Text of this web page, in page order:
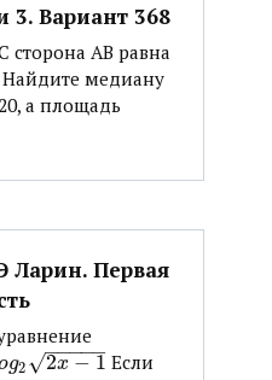
3. Вариант 368
сторона АВ равна
Найдите медиану
а площадь
Ларин. Первая
g2 2x − 1
− −
−−−
√
​ Если